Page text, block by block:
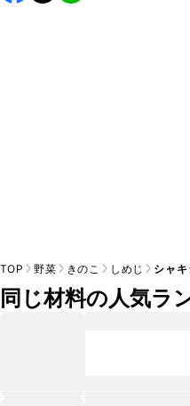
TOP 野菜 きのこ しめじ シャ
同じ材料の人気ラ